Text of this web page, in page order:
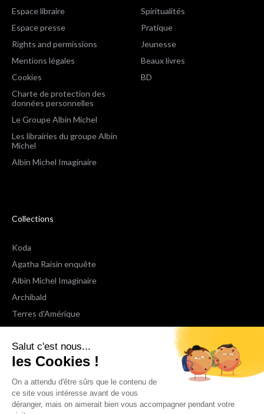
Salut c'est nous...
les Cookies !
On a attendu d'être sûrs que le contenu de
ce site vous intéresse avant de vous
déranger, mais on aimerait bien vous accompagner pendant votre
Espace libraire
Espace presse
Rights and permissions
Mentions légales
Cookies
Charte de protection des
données personnelles
Le Groupe Albin Michel
Les librairies du groupe Albin
Michel
Albin Michel Imaginaire
Spiritualités
Pratique
Jeunesse
Beaux livres
BD
Collections
Koda
Agatha Raisin enquête
Albin Michel Imaginaire
Archibald
Terres d'Amérique
Espaces Libres Poche
NOX
Wiz
Voir toutes les collections
Nous suivre